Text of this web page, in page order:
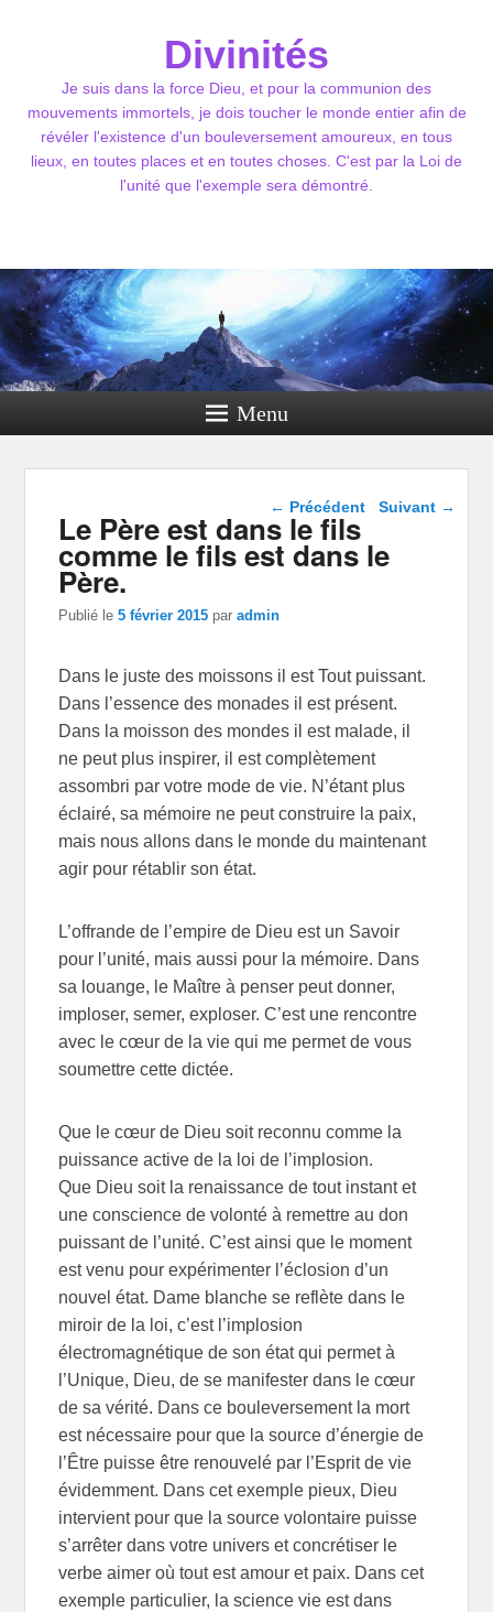
Divinités
Je suis dans la force Dieu, et pour la communion des
mouvements immortels, je dois toucher le monde entier afin de
révéler l'existence d'un bouleversement amoureux, en tous
lieux, en toutes places et en toutes choses. C'est par la Loi de
l'unité que l'exemple sera démontré.
Menu
Navigation dans les
← Précédent Suivant →
Le Père est dans le fils
comme le fils est dans le
Père.
Publié le5 février 2015 paradmin
Dans le juste des moissons il est Tout puissant.
Dans l’essence des monades il est présent.
Dans la moisson des mondes il est malade, il
ne peut plus inspirer, il est complètement
assombri par votre mode de vie. N’étant plus
éclairé, sa mémoire ne peut construire la paix,
mais nous allons dans le monde du maintenant
agir pour rétablir son état.
L’offrande de l’empire de Dieu est un Savoir
pour l’unité, mais aussi pour la mémoire. Dans
sa louange, le Maître à penser peut donner,
imploser, semer, exploser. C’est une rencontre
avec le cœur de la vie qui me permet de vous
soumettre cette dictée.
Que le cœur de Dieu soit reconnu comme la
puissance active de la loi de l’implosion.
Que Dieu soit la renaissance de tout instant et
une conscience de volonté à remettre au don
puissant de l’unité. C’est ainsi que le moment
est venu pour expérimenter l’éclosion d’un
nouvel état. Dame blanche se reflète dans le
miroir de la loi, c’est l’implosion
électromagnétique de son état qui permet à
l’Unique, Dieu, de se manifester dans le cœur
de sa vérité. Dans ce bouleversement la mort
est nécessaire pour que la source d’énergie de
l’Être puisse être renouvelé par l’Esprit de vie
évidemment. Dans cet exemple pieux, Dieu
intervient pour que la source volontaire puisse
s’arrêter dans votre univers et concrétiser le
verbe aimer où tout est amour et paix. Dans cet
exemple particulier, la science vie est dans